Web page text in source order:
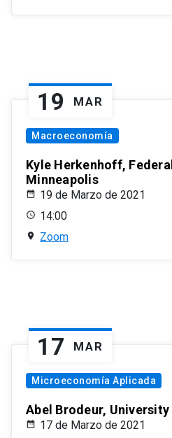
19 MAR
Macroeconomía
Kyle Herkenhoff,
Minneapolis
19 de Marzo de 2021
14:00
Zoom
17 MAR
Microeconomía Aplicada
Abel Brodeur,
17 de Marzo de 2021